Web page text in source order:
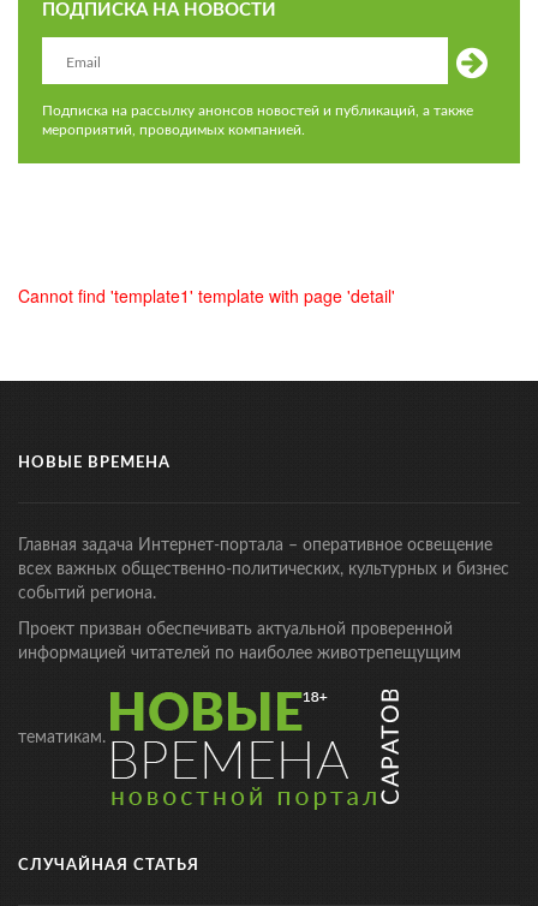
ПОДПИСКА НА НОВОСТИ
Подписка на рассылку анонсов новостей и публикаций, а также
мероприятий, проводимых компанией.
Cannot find 'template1' template with page 'detail'
НОВЫЕ ВРЕМЕНА
Главная задача Интернет-портала – оперативное освещение
всех важных общественно-политических, культурных и бизнес
событий региона.
Проект призван обеспечивать актуальной проверенной
информацией читателей по наиболее животрепещущим
тематикам.
СЛУЧАЙНАЯ СТАТЬЯ